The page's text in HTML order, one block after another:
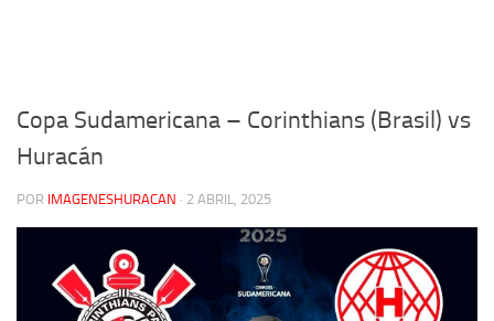
Copa Sudamericana – Corinthians (Brasil) vs
Huracán
POR IMAGENESHURACAN · 2 ABRIL, 2025